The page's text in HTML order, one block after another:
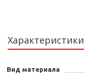
Характеристики
Вид материала